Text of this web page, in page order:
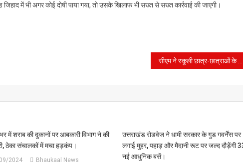
में भी अगर कोई दोषी पाया गया, तो उसके खिलाफ भी सख्त से सख्त कार्रवाई की जाएगी।
में शराब की दुकानों पर आबकारी विभाग ने की
ठेका संचालकों में मचा हड़कंप।
2024 Bhaukaal News
उत्तराखंड रोडवेज ने धामी सरकार के गुड गवर्नेंस पर
लगाई मुहर, पहाड़ और मैदानी रूट पर जल्द दौड़ेंगी
नई आधुनिक बसें।